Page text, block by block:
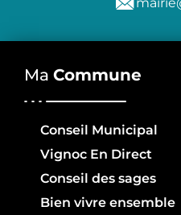
Ma Commune
Conseil Municipal
Vignoc En Direct
Conseil des sages
Bien vivre ensemble